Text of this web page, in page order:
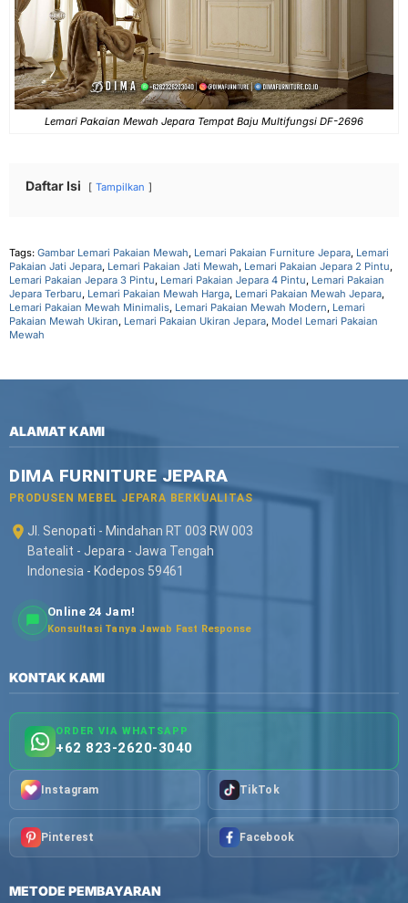
Lemari Pakaian Mewah Jepara Tempat Baju Multifungsi DF-2696
Daftar Isi Tampilkan
Tags: Gambar Lemari Pakaian Mewah, Lemari Pakaian Furniture Jepara, Lemari
Pakaian Jati Jepara, Lemari Pakaian Jati Mewah, Lemari Pakaian Jepara 2 Pintu,
Lemari Pakaian Jepara 3 Pintu, Lemari Pakaian Jepara 4 Pintu, Lemari Pakaian
Jepara Terbaru, Lemari Pakaian Mewah Harga, Lemari Pakaian Mewah Jepara,
Lemari Pakaian Mewah Minimalis, Lemari Pakaian Mewah Modern, Lemari
Pakaian Mewah Ukiran, Lemari Pakaian Ukiran Jepara, Model Lemari Pakaian
Mewah
ALAMAT KAMI
DIMA FURNITURE JEPARA
PRODUSEN MEBEL JEPARA BERKUALITAS
Jl. Senopati - Mindahan RT 003 RW 003
Batealit - Jepara - Jawa Tengah
Indonesia - Kodepos 59461
Online 24 Jam!
Konsultasi Tanya Jawab Fast Response
KONTAK KAMI
ORDER VIA WHATSAPP
+62 823-2620-3040
Instagram TikTok
Pinterest Facebook
METODE PEMBAYARAN